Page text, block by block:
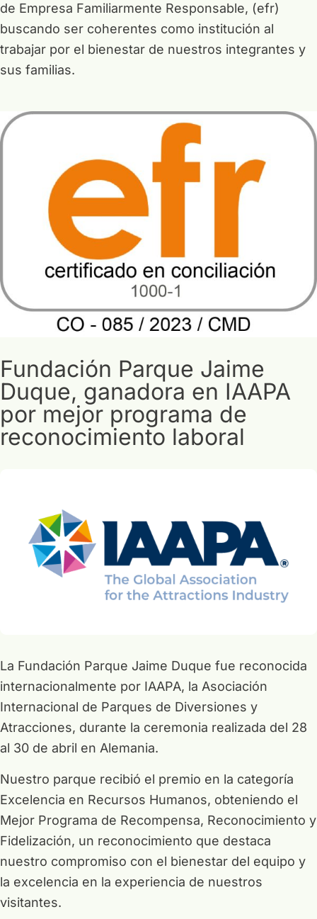
de Empresa Familiarmente Responsable, (efr)
buscando ser coherentes como institución al
trabajar por el bienestar de nuestros integrantes y
sus familias.
Fundación Parque Jaime
Duque, ganadora en IAAPA
por mejor programa de
reconocimiento laboral
La Fundación Parque Jaime Duque fue reconocida
internacionalmente por IAAPA, la Asociación
Internacional de Parques de Diversiones y
Atracciones, durante la ceremonia realizada del 28
al 30 de abril en Alemania.
Nuestro parque recibió el premio en la categoría
Excelencia en Recursos Humanos, obteniendo el
Mejor Programa de Recompensa, Reconocimiento y
Fidelización, un reconocimiento que destaca
nuestro compromiso con el bienestar del equipo y
la excelencia en la experiencia de nuestros
visitantes.